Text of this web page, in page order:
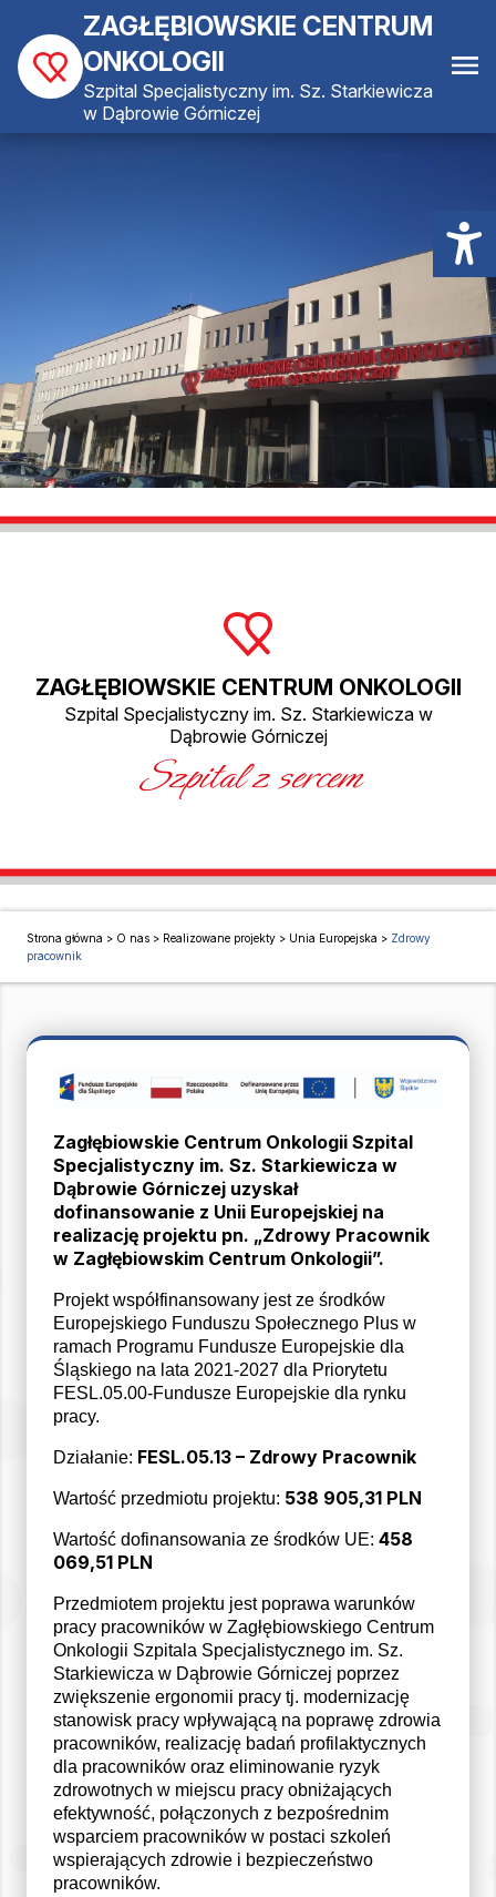
ZAGŁĘBIOWSKIE CENTRUM
ONKOLOGII
Szpital Specjalistyczny im. Sz. Starkiewicza
w Dąbrowie Górniczej
ZAGŁĘBIOWSKIE CENTRUM ONKOLOGII
Szpital Specjalistyczny im. Sz. Starkiewicza w
Dąbrowie Górniczej
Szpital z sercem
Strona główna > O nas > Realizowane projekty > Unia Europejska > Zdrowy
pracownik
Zagłębiowskie Centrum Onkologii Szpital
Specjalistyczny im. Sz. Starkiewicza w
Dąbrowie Górniczej uzyskał
dofinansowanie z Unii Europejskiej na
realizację projektu pn. „Zdrowy Pracownik
w Zagłębiowskim Centrum Onkologii”.
Projekt współfinansowany jest ze środków
Europejskiego Funduszu Społecznego Plus w
ramach Programu Fundusze Europejskie dla
Śląskiego na lata 2021-2027 dla Priorytetu
FESL.05.00-Fundusze Europejskie dla rynku
pracy.
Działanie: FESL.05.13 – Zdrowy Pracownik
Wartość przedmiotu projektu: 538 905,31 PLN
Wartość dofinansowania ze środków UE: 458
069,51 PLN
Przedmiotem projektu jest poprawa warunków
pracy pracowników w Zagłębiowskiego Centrum
Onkologii Szpitala Specjalistycznego im. Sz.
Starkiewicza w Dąbrowie Górniczej poprzez
zwiększenie ergonomii pracy tj. modernizację
stanowisk pracy wpływającą na poprawę zdrowia
pracowników, realizację badań profilaktycznych
dla pracowników oraz eliminowanie ryzyk
zdrowotnych w miejscu pracy obniżających
efektywność, połączonych z bezpośrednim
wsparciem pracowników w postaci szkoleń
wspierających zdrowie i bezpieczeństwo
pracowników.